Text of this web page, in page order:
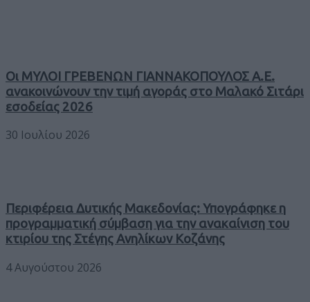
Οι ΜΥΛΟΙ ΓΡΕΒΕΝΩΝ ΓΙΑΝΝΑΚΟΠΟΥΛΟΣ Α.Ε.
ανακοινώνουν την τιμή αγοράς στο Μαλακό Σιτάρι
εσοδείας 2026
30 Ιουλίου 2026
Περιφέρεια Δυτικής Μακεδονίας: Υπογράφηκε η
προγραμματική σύμβαση για την ανακαίνιση του
κτιρίου της Στέγης Ανηλίκων Κοζάνης
4 Αυγούστου 2026